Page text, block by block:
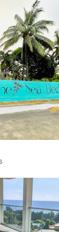
Wybór gości
Wybór gości